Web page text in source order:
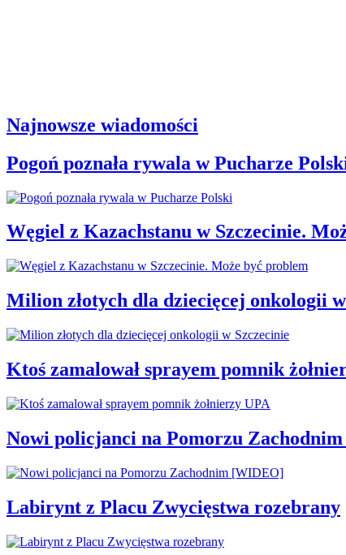
Najnowsze wiadomości
Pogoń poznała rywala w Pucharze
Węgiel z Kazachstanu w Szczecinie.
Milion złotych dla dziecięcej onkologii
Ktoś zamalował sprayem pomnik
Nowi policjanci na Pomorzu
Labirynt z Placu Zwycięstwa rozebrany